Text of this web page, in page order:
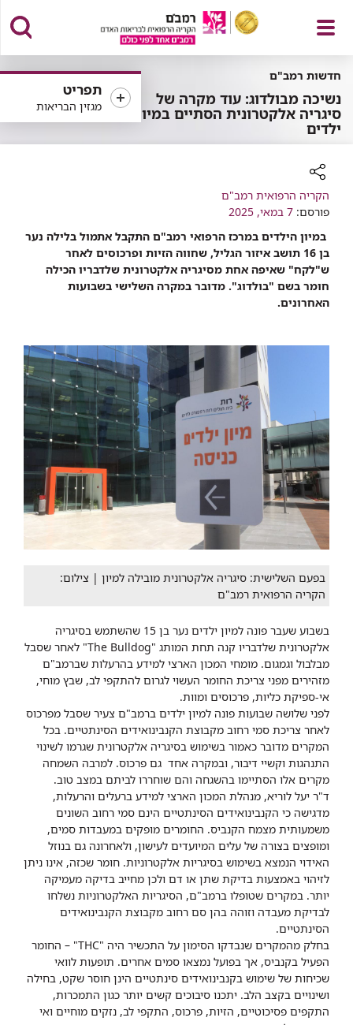
פתח
תפריט
תפריט
מגזין הבריאות
חדשות רמב"ם
נשיכה מבולדוג: עוד מקרה של
סיגריה אלקטרונית הסתיים במיון
ילדים
רכיב
שיתוף
הקריה הרפואית רמב"ם
פורסם: 7 במאי, 2025
במיון הילדים במרכז הרפואי רמב"ם התקבל אתמול בלילה נער
בן 16 תושב איזור הגליל, שחווה הזיות ופרכוסים לאחר
ש"לקח" שאיפה אחת מסיגריה אלקטרונית שלדבריו הכילה
חומר בשם "בולדוג". מדובר במקרה השלישי בשבועות
האחרונים.
בפעם השלישית: סיגריה אלקטרונית מובילה למיון | צילום:
הקריה הרפואית רמב"ם
בשבוע שעבר פונה למיון ילדים נער בן 15 שהשתמש בסיגריה
אלקטרונית שלדבריו קנה תחת המותג "The Bulldog" לאחר שסבל
מבלבול וגמגום. מומחי המכון הארצי למידע בהרעלות שברמב"ם
מזהירים מפני צריכת החומר העשוי לגרום להתקפי לב, שבץ מוחי,
אי-ספיקת כליות, פרכוסים ומוות.
לפני שלושה שבועות פונה למיון ילדים ברמב"ם צעיר שסבל מפרכוס
לאחר צריכת סמי רחוב מקבוצת הקנבינואידים הסינתטיים. בכל
המקרים מדובר כאמור בשימוש בסיגריה אלקטרונית שגרמו לשינוי
התנהגות וקשיי דיבור, ובמקרה אחד גם פרכוס. למרבה השמחה
מקרים אלו הסתיימו בהשגחה והם שוחררו לביתם במצב טוב.
ד"ר יעל לוריא, מנהלת המכון הארצי למידע ברעלים והרעלות,
מדגישה כי הקנבינואידים הסינתטיים הינם סמי רחוב השונים
משמעותית מצמח הקנביס. החומרים מופקים במעבדות סמים,
ומופצים בצורה של עלים המיועדים לעישון, ולאחרונה גם בנוזל
האידוי הנמצא בשימוש בסיגריות אלקטרוניות. חומר שכזה, אינו ניתן
לזיהוי באמצעות בדיקת שתן או דם ולכן מחייב בדיקה מעמיקה
יותר. במקרים שטופלו ברמב"ם, הסיגריות האלקטרוניות נשלחו
לבדיקת מעבדה וזוהה בהן סם רחוב מקבוצת הקנבינואידים
הסינתטיים.
בחלק מהמקרים שנבדקו הסימון על התכשיר היה "THC" – החומר
הפעיל בקנביס, אך בפועל נמצאו סמים אחרים. תופעות לוואי
שכיחות של שימוש בקנבינואידים סינתטיים הינן חוסר שקט, בחילה
ושינויים בקצב הלב. יתכנו סיבוכים קשים יותר כגון התמכרות,
התקפים פסיכוטיים, הזיות, פרכוס, התקפי לב, נזקים מוחיים ואי